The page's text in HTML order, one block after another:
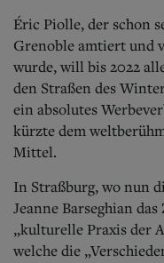
Éric Piolle, der schon
Grenoble amtiert und
wurde, will bis 2022
den Straßen des
ein absolutes
kürzte dem
Mittel.
In Straßburg, wo nun
Jeanne Barseghian
„kulturelle Praxis der
welche die